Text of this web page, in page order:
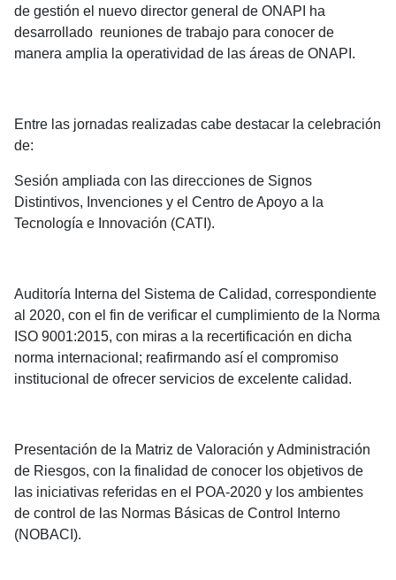
de gestión el nuevo director general de ONAPI ha
desarrollado reuniones de trabajo para conocer de
manera amplia la operatividad de las áreas de ONAPI.
Entre las jornadas realizadas cabe destacar la celebración
de:
Sesión ampliada con las direcciones de Signos
Distintivos, Invenciones y el Centro de Apoyo a la
Tecnología e Innovación (CATI).
Auditoría Interna del Sistema de Calidad, correspondiente
al 2020, con el fin de verificar el cumplimiento de la Norma
ISO 9001:2015, con miras a la recertificación en dicha
norma internacional; reafirmando así el compromiso
institucional de ofrecer servicios de excelente calidad.
Presentación de la Matriz de Valoración y Administración
de Riesgos, con la finalidad de conocer los objetivos de
las iniciativas referidas en el POA-2020 y los ambientes
de control de las Normas Básicas de Control Interno
(NOBACI).